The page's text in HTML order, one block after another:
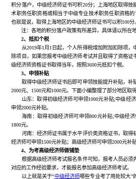
积分落户，中级经济师证书可积20分；上海地区取得技
术职务任职资格或相当于中级专业技术职务任职资格的
也就是说，取得上海地区的中级经济师证书可以积100分
注：各地的积分落户政策有所差异，具体请以所在地
2、抵扣个税
从2019年1月1日起，个人所得税增加附加扣除项，
除项目，如果您报考中级经济师考试并且取得了资格证
级经济师资格证书取得当年，按照3600元抵扣个税。
3、申领补贴
取得中级经济师证书后即可申领技能提升补贴，补
2000元、1500元和1000元。下面小编整理了部分地区取
山东：取得初级经济师可申领1000元补贴;中级经济
申领2000元补贴。
海南：取得初级经济师可申领800元补贴;中级经济
1800元。
河南：经济师证书属于水平评价类资格证书，取得
经济师可申领1500元补贴；高级经济师可申领2000元补贴
4、为考高级经济师做铺垫
根据高级经济师考试报名条件可知，报考人员必须
对应的工作经验要求，才能报名参加高级经济师考试。
以上就是关于“中级经济师哪些专业考了用处较大”